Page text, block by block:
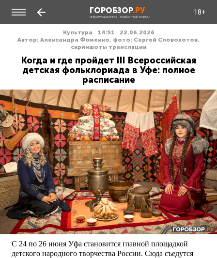
ГОРОБЗОР.РУ
ИНФОРМАЦИОННО - НОВОСТНОЙ ПОРТАЛ
18+
Культура 14:51
22.06.2026
Автор: Александра Фоменко, фото: Сергей Словохотов,
скриншоты трансляции
Когда и где пройдет III Всероссийская
детская фольклориада в Уфе: полное
расписание
С 24 по 26 июня Уфа становится главной площадкой
детского народного творчества России. Сюда съедутся